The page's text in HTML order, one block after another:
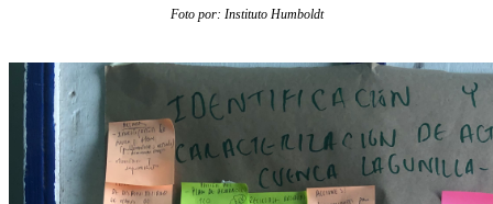
Foto por: Instituto Humboldt